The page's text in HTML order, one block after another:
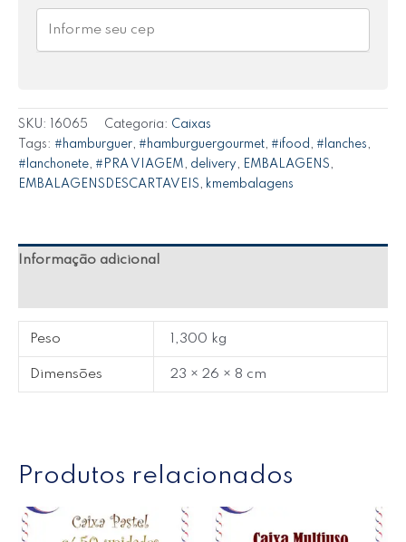
SKU: 16065 Categoria: Caixas
Tags: #hamburguer, #hamburguergourmet, #ifood , #lanches,
#lanchonete, #PRA VIAGEM, delivery, EMBALAGENS,
EMBALAGENSDESCARTAVEIS, kmembalagens
Informação adicional
Peso 1,300 kg
Dimensões 23 × 26 × 8 cm
Produtos relacionados